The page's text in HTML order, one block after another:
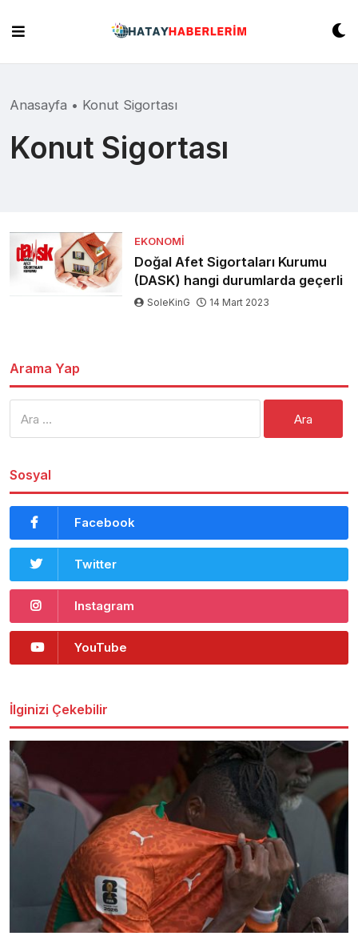
content
Anasayfa • Konut Sigortası
Konut Sigortası
EKONOMI
Doğal Afet Sigortaları Kurumu
(DASK) hangi durumlarda geçerli
SoleKinG 14 Mart 2023
Arama Yap
Sosyal
Facebook
Twitter
Instagram
YouTube
İlginizi Çekebilir